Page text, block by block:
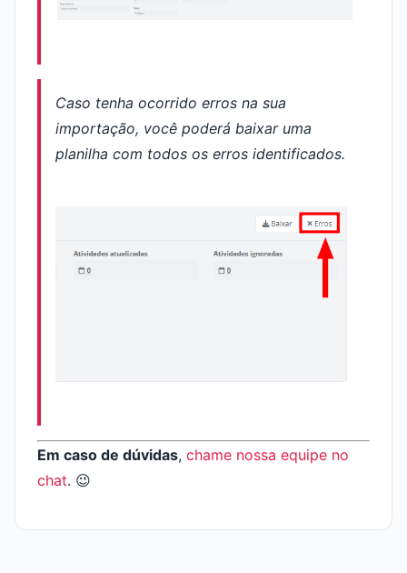
Caso tenha ocorrido erros na sua
importação, você poderá baixar uma
planilha com todos os erros identificados.
Em caso de dúvidas, chame nossa equipe no
chat. 😉